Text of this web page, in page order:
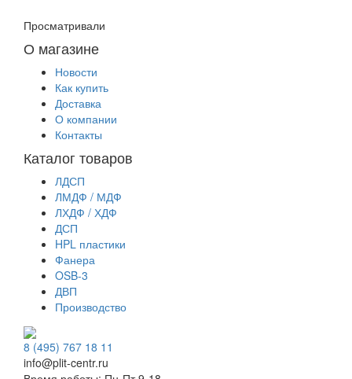
Просматривали
О магазине
Новости
Как купить
Доставка
О компании
Контакты
Каталог товаров
ЛДСП
ЛМДФ / МДФ
ЛХДФ / ХДФ
ДСП
HPL пластики
Фанера
OSB-3
ДВП
Производство
8 (495) 767 18 11
info@plit-centr.ru